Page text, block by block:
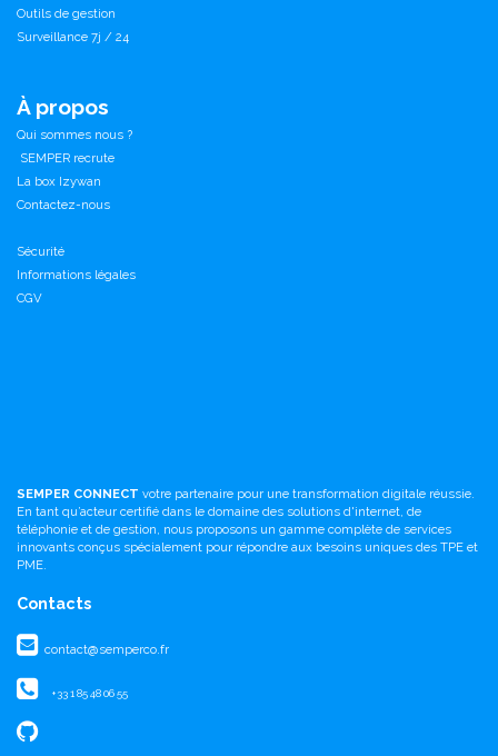
Outils de gestion
Surveillance 7j / 24
À propos
Qui sommes nous ?
SEMPER recrute
La box Izywan
Contactez-nous
Sécurité
Informations légales
CGV
SEMPER CONNECT votre partenaire pour une transformation digitale réussie.
En tant qu’acteur certifié dans le domaine des solutions d'internet, de
téléphonie et de gestion, nous proposons un gamme complète de services
innovants conçus spécialement pour répondre aux besoins uniques des TPE et
PME.
Contacts
contact@semperco.fr
+33 1 85 48 06 55